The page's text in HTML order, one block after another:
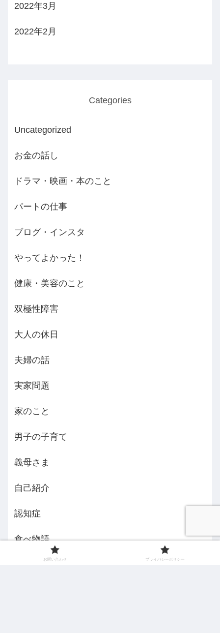
2022年3月
2022年2月
Categories
Uncategorized
お金の話し
ドラマ・映画・本のこと
パートの仕事
ブログ・インスタ
やってよかった！
健康・美容のこと
双極性障害
大人の休日
夫婦の話
実家問題
家のこと
男子の子育て
義母さま
自己紹介
認知症
食べ物語
お問い合わせ プライバシーポリシー